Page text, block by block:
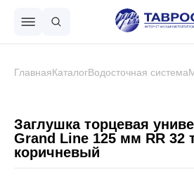
Металлочерепица
ГлавнаяКаталогВодосточная система
Заглушка торцевая
Grand Line 125 мм RR 32
коричневый